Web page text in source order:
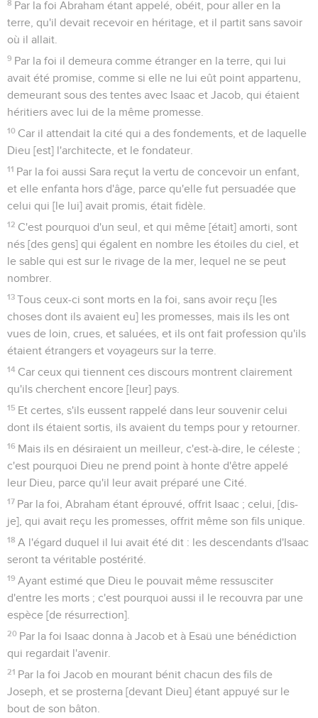
8 Par la foi Abraham étant appelé, obéit, pour aller en la
terre, qu'il devait recevoir en héritage, et il partit sans savoir
où il allait.
9 Par la foi il demeura comme étranger en la terre, qui lui
avait été promise, comme si elle ne lui eût point appartenu,
demeurant sous des tentes avec Isaac et Jacob, qui étaient
héritiers avec lui de la même promesse.
10 Car il attendait la cité qui a des fondements, et de laquelle
Dieu [est] l'architecte, et le fondateur.
11 Par la foi aussi Sara reçut la vertu de concevoir un enfant,
et elle enfanta hors d'âge, parce qu'elle fut persuadée que
celui qui [le lui] avait promis, était fidèle.
12 C'est pourquoi d'un seul, et qui même [était] amorti, sont
nés [des gens] qui égalent en nombre les étoiles du ciel, et
le sable qui est sur le rivage de la mer, lequel ne se peut
nombrer.
13 Tous ceux-ci sont morts en la foi, sans avoir reçu [les
choses dont ils avaient eu] les promesses, mais ils les ont
vues de loin, crues, et saluées, et ils ont fait profession qu'ils
étaient étrangers et voyageurs sur la terre.
14 Car ceux qui tiennent ces discours montrent clairement
qu'ils cherchent encore [leur] pays.
15 Et certes, s'ils eussent rappelé dans leur souvenir celui
dont ils étaient sortis, ils avaient du temps pour y retourner.
16 Mais ils en désiraient un meilleur, c'est-à-dire, le céleste ;
c'est pourquoi Dieu ne prend point à honte d'être appelé
leur Dieu, parce qu'il leur avait préparé une Cité.
17 Par la foi, Abraham étant éprouvé, offrit Isaac ; celui, [dis-
je], qui avait reçu les promesses, offrit même son fils unique.
18 A l'égard duquel il lui avait été dit : les descendants d'Isaac
seront ta véritable postérité.
19 Ayant estimé que Dieu le pouvait même ressusciter
d'entre les morts ; c'est pourquoi aussi il le recouvra par une
espèce [de résurrection].
20 Par la foi Isaac donna à Jacob et à Esaü une bénédiction
qui regardait l'avenir.
21 Par la foi Jacob en mourant bénit chacun des fils de
Joseph, et se prosterna [devant Dieu] étant appuyé sur le
bout de son bâton.